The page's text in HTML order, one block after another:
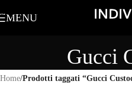
Skip to navigation
MENU
Gucci
Home/Prodotti taggati “Gucci